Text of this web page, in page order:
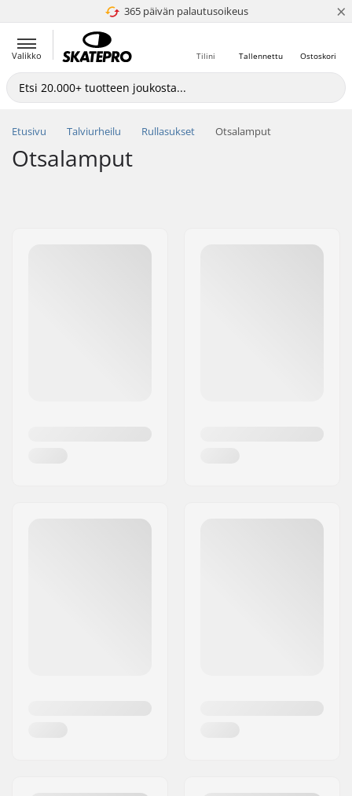
365 päivän palautusoikeus
4.8 / 5 ×
Valikko Ostoskori
Tallennettu
Tilini
Etusivu Talviurheilu Rullasukset Otsalamput
Otsalamput